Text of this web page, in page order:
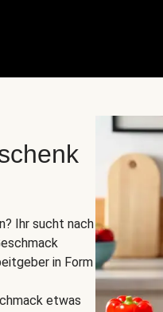
Ihr sucht nach
in Form
etwas